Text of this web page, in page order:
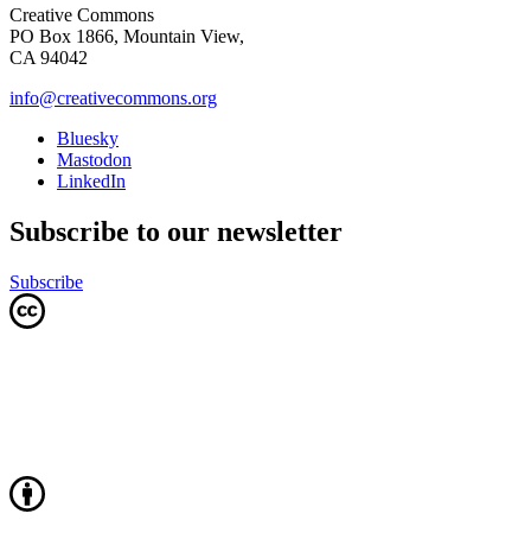
Creative Commons
PO Box 1866, Mountain View,
CA 94042
info@creativecommons.org
Bluesky
Mastodon
LinkedIn
Subscribe to our newsletter
Subscribe